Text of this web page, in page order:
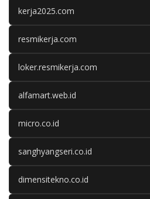
kerja2025.com
resmikerja.com
loker.resmikerja.com
alfamart.web.id
micro.co.id
sanghyangseri.co.id
dimensitekno.co.id